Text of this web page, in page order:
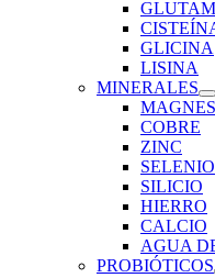
GLICINA
LISINA
MINERALES
COBRE
ZINC
SELENIO
SILICIO
HIERRO
CALCIO
AGUA
PROBIÓTICOS